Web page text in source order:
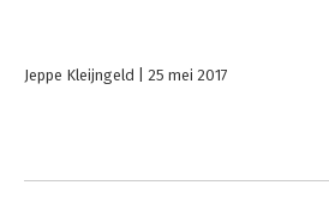
Jeppe Kleijngeld 25 mei 2017